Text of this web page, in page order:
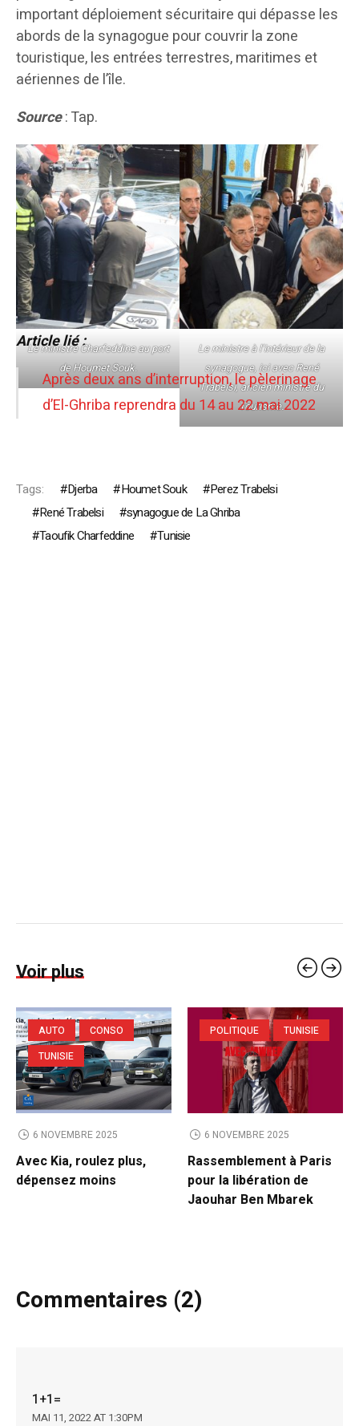
important déploiement sécuritaire qui dépasse les
abords de la synagogue pour couvrir la zone
touristique, les entrées terrestres, maritimes et
aériennes de l’île.
Source: Tap.
Le ministre Charfeddine au port
de Houmet Souk.
Le ministre à l’intérieur de la
synagogue, ici avec René
Trabelsi, ancien ministre du
Tourisme.
Article lié :
Après deux ans d’interruption, le pèlerinage
d’El-Ghriba reprendra du 14 au 22 mai 2022
Tags: Djerba Houmet Souk
Perez Trabelsi
René Trabelsi
synagogue de La Ghriba
Taoufik Charfeddine
Tunisie
Voir plus
AUTO
CONSO
TUNISIE
6 NOVEMBRE 2025
Avec Kia, roulez plus,
dépensez moins
POLITIQUE TUNISIE
6 NOVEMBRE 2025
Rassemblement à Paris
pour la libération de
Jaouhar Ben Mbarek
Commentaires (2)
1+1=
MAI 11, 2022 AT 1:30PM